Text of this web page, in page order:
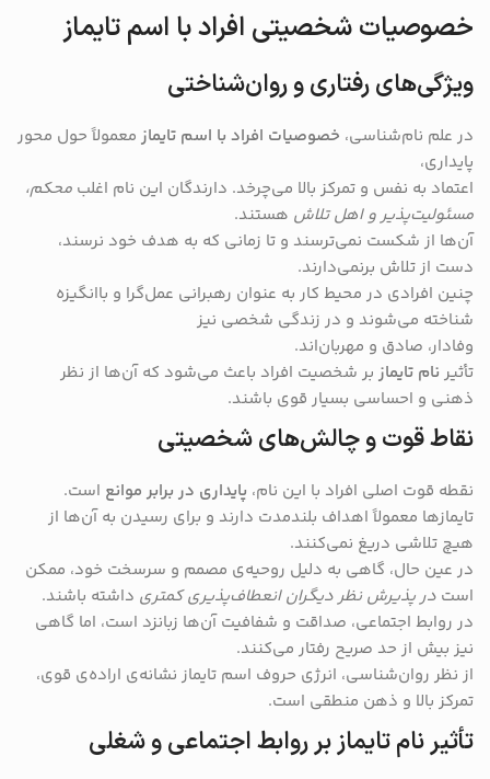
خصوصیات شخصیتی افراد با اسم تایماز
ویژگی‌های رفتاری و روان‌شناختی
در علم نام‌شناسی، خصوصیات افراد با اسم تایماز معمولاً حول محور
پایداری،
اعتماد به نفس و تمرکز بالا می‌چرخد. دارندگان این نام اغلب محکم،
مسئولیت‌پذیر و اهل تلاش هستند.
آن‌ها از شکست نمی‌ترسند و تا زمانی که به هدف خود نرسند،
دست از تلاش برنمی‌دارند.
چنین افرادی در محیط کار به عنوان رهبرانی عمل‌گرا و باانگیزه
شناخته می‌شوند و در زندگی شخصی نیز
وفادار، صادق و مهربان‌اند.
تأثیر نام تایماز بر شخصیت افراد باعث می‌شود که آن‌ها از نظر
ذهنی و احساسی بسیار قوی باشند.
نقاط قوت و چالش‌های شخصیتی
نقطه قوت اصلی افراد با این نام، پایداری در برابر موانع است.
تایمازها معمولاً اهداف بلندمدت دارند و برای رسیدن به آن‌ها از
هیچ تلاشی دریغ نمی‌کنند.
در عین حال، گاهی به دلیل روحیه‌ی مصمم و سرسخت خود، ممکن
است در پذیرش نظر دیگران انعطاف‌پذیری کمتری داشته باشند.
در روابط اجتماعی، صداقت و شفافیت آن‌ها زبانزد است، اما گاهی
نیز بیش از حد صریح رفتار می‌کنند.
از نظر روان‌شناسی، انرژی حروف اسم تایماز نشانه‌ی اراده‌ی قوی،
تمرکز بالا و ذهن منطقی است.
تأثیر نام تایماز بر روابط اجتماعی و شغلی